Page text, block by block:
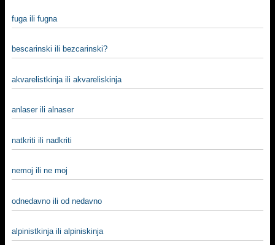
fuga ili fugna
bescarinski ili bezcarinski?
akvarelistkinja ili akvareliskinja
anlaser ili alnaser
natkriti ili nadkriti
nemoj ili ne moj
odnedavno ili od nedavno
alpinistkinja ili alpiniskinja